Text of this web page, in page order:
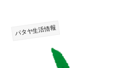
パタヤ生活情報